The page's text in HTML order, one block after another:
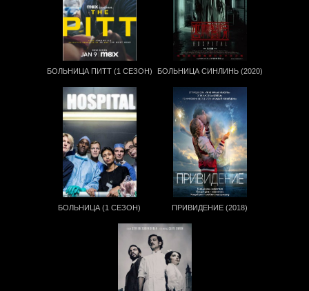
БОЛЬНИЦА ПИТТ (1 СЕЗОН) БОЛЬНИЦА СИНЛИНЬ (2020)
БОЛЬНИЦА (1 СЕЗОН) ПРИВИДЕНИЕ (2018)